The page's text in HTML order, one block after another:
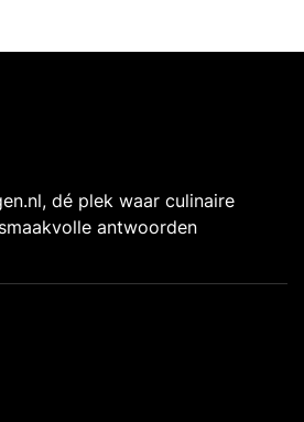
dé plek waar culinaire
antwoorden